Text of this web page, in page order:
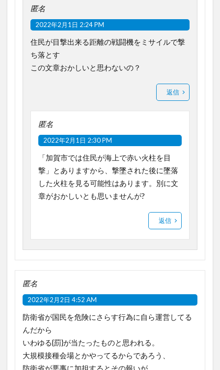
匿名
2022年2月1日 2:24 PM
住民が目撃出来る距離の戦闘機をミサイルで撃
ち落とす
この文章おかしいと思わないの？
返信
匿名
2022年2月1日 2:30 PM
「加賀市では住民が海上で赤い火柱を目
撃」とありますから、撃墜された後に墜落
した火柱を見る可能性はあります。別に文
章がおかしいとも思いませんが?
返信
匿名
2022年2月2日 4:52 AM
防衛省が国民を危険にさらす行為に自ら運営してる
んだから
いわゆる{罰}が当たったものと思われる。
大規模接種会場とかやってるからであろう、
防衛省が悪事に加担するとその報いが